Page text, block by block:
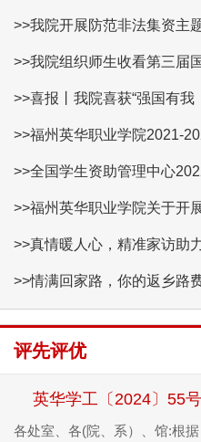
>>我院开展防范非法集资主
>>我院组织师生收看第三届
>>喜报丨我院喜获“强国有我
>>福州英华职业学院2021-
>>全国学生资助管理中心
>>福州英华职业学院关于开
>>真情暖人心，精准家访助
>>情满回家路，你的返乡路
评先评优
英华学工〔2024〕55
各处室、各(院、系）、馆:根